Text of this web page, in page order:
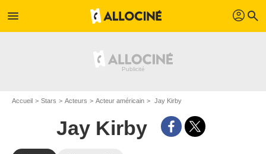
menu profil search
Accueil Stars Acteurs Acteur américain Jay Kirby
Jay Kirby